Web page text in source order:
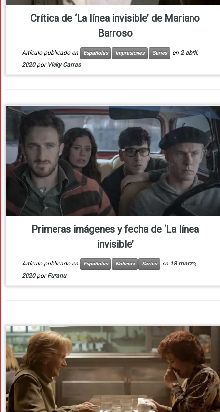
Crítica de ‘La línea invisible’ de Mariano
Barroso
Artículo publicado en Españolas Impresiones Series en 2 abril,
2020 por Vicky Carras
Primeras imágenes y fecha de ‘La línea
invisible’
Artículo publicado en Españolas Noticias Series en 18 marzo,
2020 porFuranu